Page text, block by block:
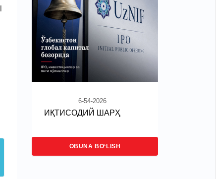
6-54-2026
ИҚТИСОДИЙ ШАРҲ
OBUNA BO‘LISH